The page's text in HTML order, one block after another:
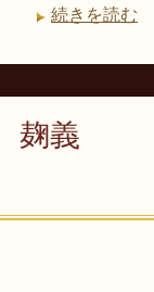
続きを読む
麹義